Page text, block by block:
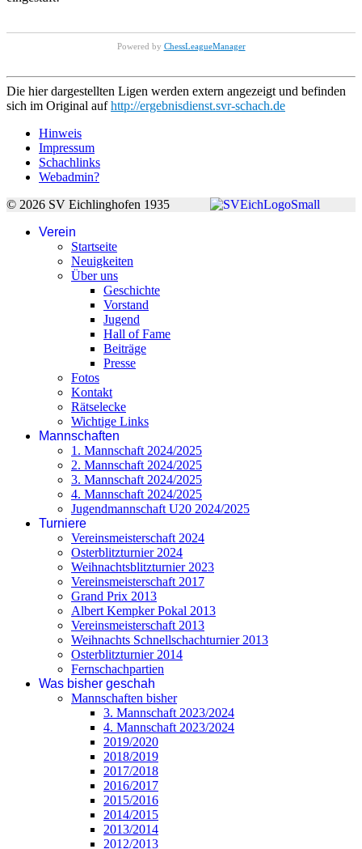
Powered by ChessLeagueManager
Die hier dargestellten Ligen werden extern angezeigt und befinden
sich im Original aufhttp://ergebnisdienst.svr-schach.de
Hinweis
Impressum
Schachlinks
Webadmin?
© 2026 SV Eichlinghofen 1935
Verein
Startseite
Neuigkeiten
Über uns
Geschichte
Vorstand
Jugend
Hall of Fame
Beiträge
Presse
Fotos
Kontakt
Rätselecke
Wichtige Links
Mannschaften
1. Mannschaft 2024/2025
2. Mannschaft 2024/2025
3. Mannschaft 2024/2025
4. Mannschaft 2024/2025
Jugendmannschaft U20 2024/2025
Turniere
Vereinsmeisterschaft 2024
Osterblitzturnier 2024
Weihnachtsblitzturnier 2023
Vereinsmeisterschaft 2017
Grand Prix 2013
Albert Kempker Pokal 2013
Vereinsmeisterschaft 2013
Weihnachts Schnellschachturnier 2013
Osterblitzturnier 2014
Fernschachpartien
Was bisher geschah
Mannschaften bisher
3. Mannschaft 2023/2024
4. Mannschaft 2023/2024
2019/2020
2018/2019
2017/2018
2016/2017
2015/2016
2014/2015
2013/2014
2012/2013